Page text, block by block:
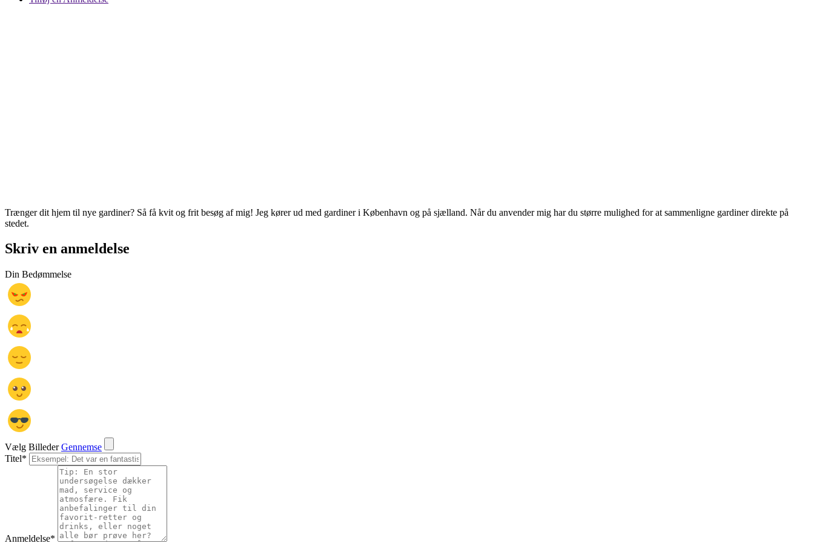
Trænger dit hjem til nye gardiner? Så få kvit og frit besøg af mig! Jeg kører ud med gardiner i København og på sjælland. Når du anvender mig har du større mulighed for at sammenligne gardiner direkte på
stedet.
Skriv en anmeldelse
Din Bedømmelse
Vælg Billeder Gennemse
Titel*
Anmeldelse*